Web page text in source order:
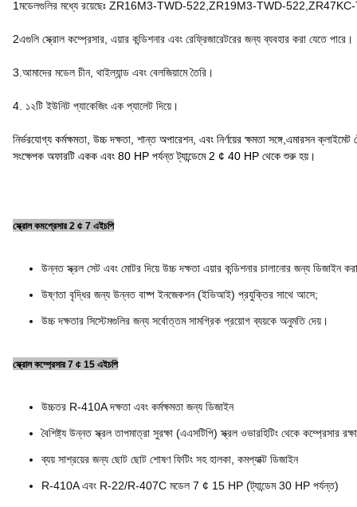
1মডেলগুলির মধ্যে রয়েছেঃ ZR16M3-TWD-522,ZR19M3-TWD-
2এগুলি স্ক্রোল কম্প্রেসার, এয়ার কন্ডিশনার এবং রেফ্রিজারেটরের জন্য ব্যবহার করা যেতে পারে।
3.আমাদের মডেল চীন, থাইল্যান্ড এবং বেলজিয়ামে তৈরি।
4. ১২টি ইউনিট প্যাকেজিং এক প্যালেট দিয়ে।
নির্ভরযোগ্য কর্মক্ষমতা, উচ্চ দক্ষতা, শান্ত অপারেশন, এবং নির্ণয়ের ক্ষমতা সঙ্গে,এমারসন
সংক্ষেপক অফারটি একক এবং 80 HP পর্যন্ত ট্যান্ডেমে 2 ¢ 40 HP থেকে শুরু হয়।
স্ক্রোল কমপ্রেসার 2 ¢ 7 এইচপি
উন্নত স্ক্রল সেট এবং মোটর দিয়ে উচ্চ দক্ষতা এয়ার কন্ডিশনার চালানোর জন্য ডিজাইন
উষ্ণতা বৃদ্ধির জন্য উন্নত বাষ্প ইনজেকশন (ইভিআই) প্রযুক্তির সাথে আসে;
উচ্চ দক্ষতার সিস্টেমগুলির জন্য সর্বোত্তম সামগ্রিক প্রয়োগ ব্যয়কে অনুমতি দেয়।
স্ক্রোল কম্প্রেসার 7 ¢ 15 এইচপি
উচ্চতর R-410A দক্ষতা এবং কর্মক্ষমতা জন্য ডিজাইন
বৈশিষ্ট্য উন্নত স্ক্রল তাপমাত্রা সুরক্ষা (এএসটিপি) স্ক্রল ওভারহিটিং থেকে কম্প্রেসার
ব্যয় সাশ্রয়ের জন্য ছোট ছোট শোষণ ফিটিং সহ হালকা, কমপ্যাক্ট ডিজাইন
R-410A এবং R-22/R-407C মডেল 7 ¢ 15 HP (ট্যান্ডেম 30 HP পর্যন্ত)